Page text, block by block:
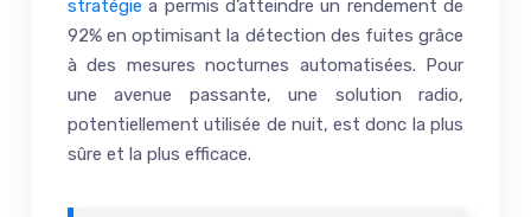
stratégie a permis d’atteindre un rendement de
92% en optimisant la détection des fuites grâce
à des mesures nocturnes automatisées. Pour
une avenue passante, une solution radio,
potentiellement utilisée de nuit, est donc la plus
sûre et la plus efficace.